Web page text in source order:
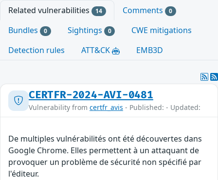
Related vulnerabilities 14 Comments 0
Bundles 0 Sightings 0
CWE mitigations
Detection rules
ATT&CK EMB3D
CERTFR-2024-AVI-0481
Vulnerability from certfr_avis - Published: - Updated:
De multiples vulnérabilités ont été découvertes dans
Google Chrome. Elles permettent à un attaquant de
provoquer un problème de sécurité non spécifié par
l'éditeur.